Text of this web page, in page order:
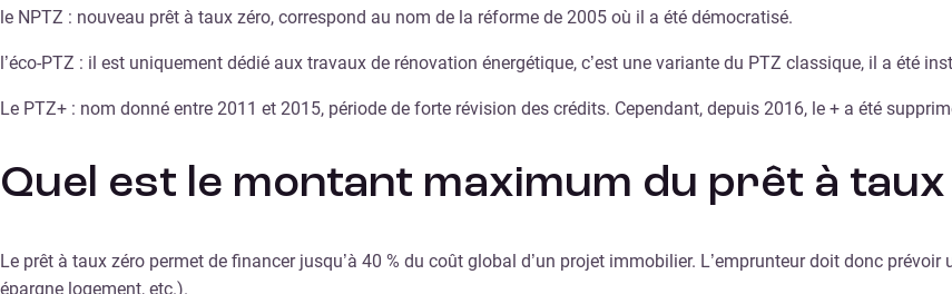
le NPTZ : nouveau prêt à taux zéro, correspond au nom de la réforme de 2005 où il a été démocratisé.
l’éco-PTZ : il est uniquement dédié aux travaux de rénovation énergétique, c’est une variante du PTZ classique, il a été
Le PTZ+ : nom donné entre 2011 et 2015, période de forte révision des crédits. Cependant, depuis 2016, le + a été
Quel est le montant maximum du prêt à taux
Le prêt à taux zéro permet de financer jusqu’à 40 % du coût global d’un projet immobilier. L’emprunteur doit donc
épargne logement, etc.).